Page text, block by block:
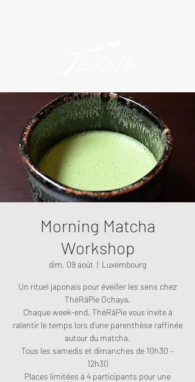
Morning Matcha
Workshop
dim. 09 août
  |
Luxembourg
Un rituel japonais pour éveiller les sens chez
ThéRâPie Ochaya,
Chaque week-end, ThéRâPie vous invite à
ralentir le temps lors d’une parenthèse raffinée
autour du matcha.
Tous les samedis et dimanches de 10h30 –
12h30
Places limitées à 4 participants pour une